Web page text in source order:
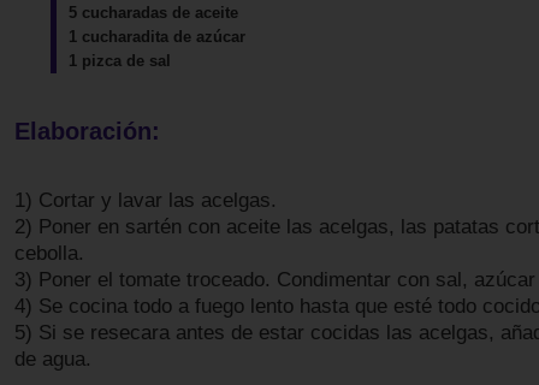
5 cucharadas de aceite
1 cucharadita de azúcar
1 pizca de sal
Elaboración:
1) Cortar y lavar las acelgas.
2) Poner en sartén con aceite las acelgas, las patatas
cebolla.
3) Poner el tomate troceado. Condimentar con sal,
4) Se cocina todo a fuego lento hasta que esté todo
5) Si se resecara antes de estar cocidas las acelgas,
de agua.